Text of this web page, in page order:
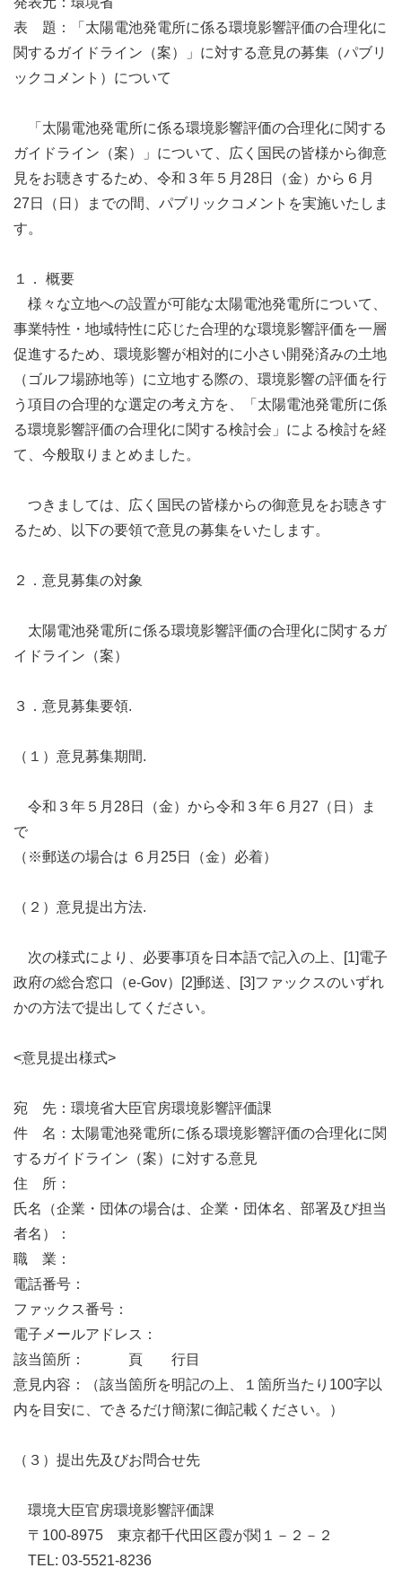
表 題：「太陽電池発電所に係る環境影響評価の合理化に
関するガイドライン（案）」に対する意見の募集（パブリ
ックコメント）について
「太陽電池発電所に係る環境影響評価の合理化に関する
ガイドライン（案）」について、広く国民の皆様から御意
見をお聴きするため、令和３年５月28日（金）から６月
27日（日）までの間、パブリックコメントを実施いたしま
す。
１． 概要
様々な立地への設置が可能な太陽電池発電所について、
事業特性・地域特性に応じた合理的な環境影響評価を一層
促進するため、環境影響が相対的に小さい開発済みの土地
（ゴルフ場跡地等）に立地する際の、環境影響の評価を行
う項目の合理的な選定の考え方を、「太陽電池発電所に係
る環境影響評価の合理化に関する検討会」による検討を経
て、今般取りまとめました。
つきましては、広く国民の皆様からの御意見をお聴きす
るため、以下の要領で意見の募集をいたします。
２．意見募集の対象
太陽電池発電所に係る環境影響評価の合理化に関するガ
イドライン（案）
３．意見募集要領.
（１）意見募集期間.
令和３年５月28日（金）から令和３年６月27（日）ま
で
（※郵送の場合は ６月25日（金）必着）
（２）意見提出方法.
次の様式により、必要事項を日本語で記入の上、[1]電子
政府の総合窓口（e-Gov）[2]郵送、[3]ファックスのいずれ
かの方法で提出してください。
<意見提出様式>
宛 先：環境省大臣官房環境影響評価課
件 名：太陽電池発電所に係る環境影響評価の合理化に関
するガイドライン（案）に対する意見
住 所：
氏名（企業・団体の場合は、企業・団体名、部署及び担当
者名）：
職 業：
電話番号：
ファックス番号：
電子メールアドレス：
該当箇所： 頁 行目
意見内容：（該当箇所を明記の上、１箇所当たり100字以
内を目安に、できるだけ簡潔に御記載ください。）
（３）提出先及びお問合せ先
環境大臣官房環境影響評価課
〒100-8975 東京都千代田区霞が関１－２－２
TEL: 03-5521-8236